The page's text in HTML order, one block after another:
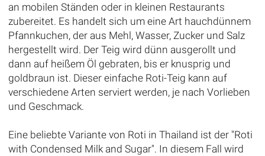
an mobilen Ständen oder in kleinen Restaurants
zubereitet. Es handelt sich um eine Art hauchdünnem
Pfannkuchen, der aus Mehl, Wasser, Zucker und Salz
hergestellt wird. Der Teig wird dünn ausgerollt und
dann auf heißem Öl gebraten, bis er knusprig und
goldbraun ist. Dieser einfache Roti-Teig kann auf
verschiedene Arten serviert werden, je nach Vorlieben
und Geschmack.
Eine beliebte Variante von Roti in Thailand ist der "Roti
with Condensed Milk and Sugar". In diesem Fall wird